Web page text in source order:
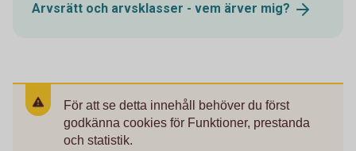
Arvsrätt och arvsklasser - vem ärver mig?
För att se detta innehåll behöver du först
godkänna cookies för Funktioner, prestanda
och statistik.